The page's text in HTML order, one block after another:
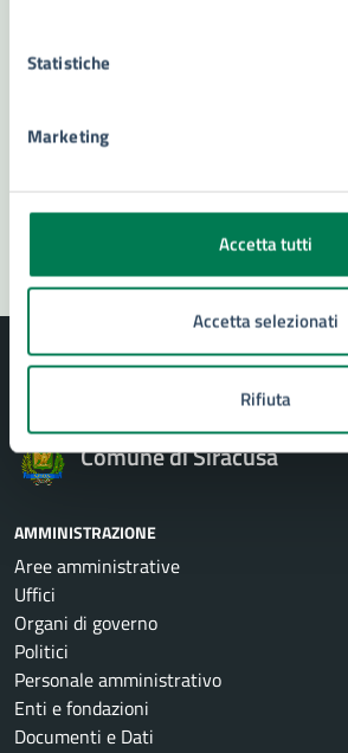
Statistiche
Marketing
Accetta tutti
Accetta selezionati
Rifiuta
Numero verde 800299507
Segnala disservizio
Comune di Siracusa
AMMINISTRAZIONE
Aree amministrative
Uffici
Organi di governo
Politici
Personale amministrativo
Enti e fondazioni
Documenti e Dati